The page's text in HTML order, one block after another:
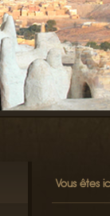
Vous êtes